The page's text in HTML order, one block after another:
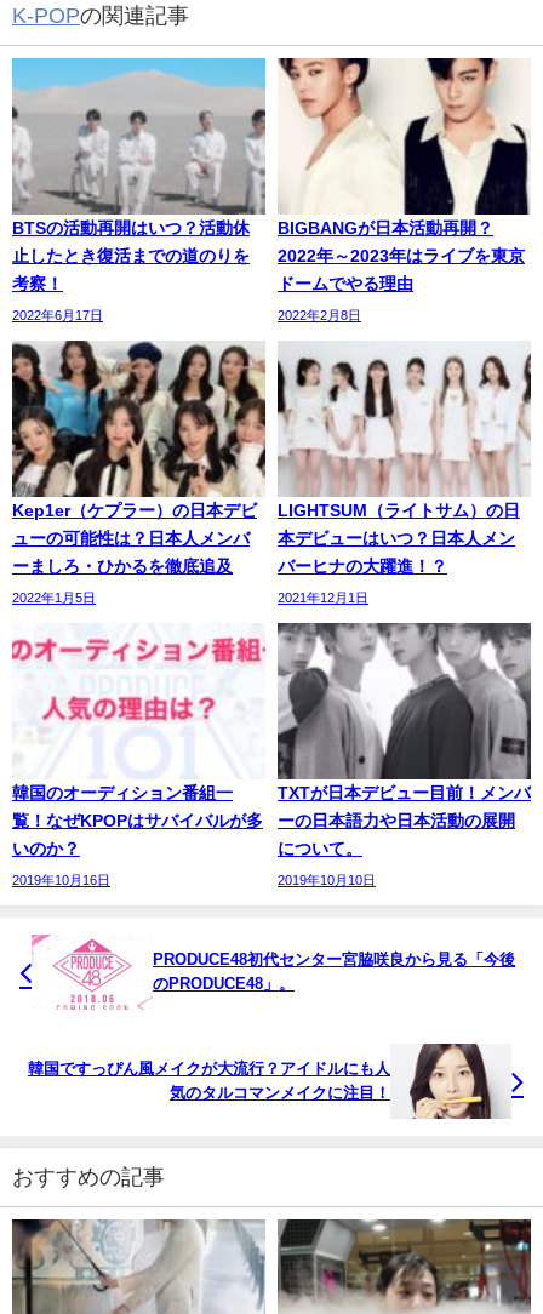
K-POPの関連記事
BTSの活動再開はいつ？活動休
止したとき復活までの道のりを
考察！
2022年6月17日
BIGBANGが日本活動再開？
2022年～2023年はライブを東京
ドームでやる理由
2022年2月8日
Kep1er（ケプラー）の日本デビ
ューの可能性は？日本人メンバ
ーましろ・ひかるを徹底追及
2022年1月5日
LIGHTSUM（ライトサム）の日
本デビューはいつ？日本人メン
バーヒナの大躍進！？
2021年12月1日
韓国のオーディション番組一
覧！なぜKPOPはサバイバルが多
いのか？
2019年10月16日
TXTが日本デビュー目前！メンバ
ーの日本語力や日本活動の展開
について。
2019年10月10日
PRODUCE48初代センター宮脇咲良から見る「今後
のPRODUCE48」。
韓国ですっぴん風メイクが大流行？アイドルにも人
気のタルコマンメイクに注目！
おすすめの記事